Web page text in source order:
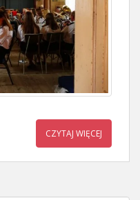
CZYTAJ WIĘCEJ